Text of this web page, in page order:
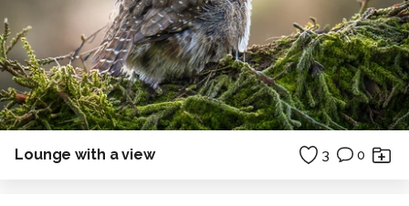
Lounge with a view 3 0